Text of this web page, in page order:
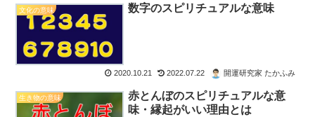
文化の意味 数字のスピリチュアルな意味
2020.10.21 2022.07.22 開運研究家 たかふみ
生き物の意味
赤とんぼのスピリチュアルな意
味・縁起がいい理由とは